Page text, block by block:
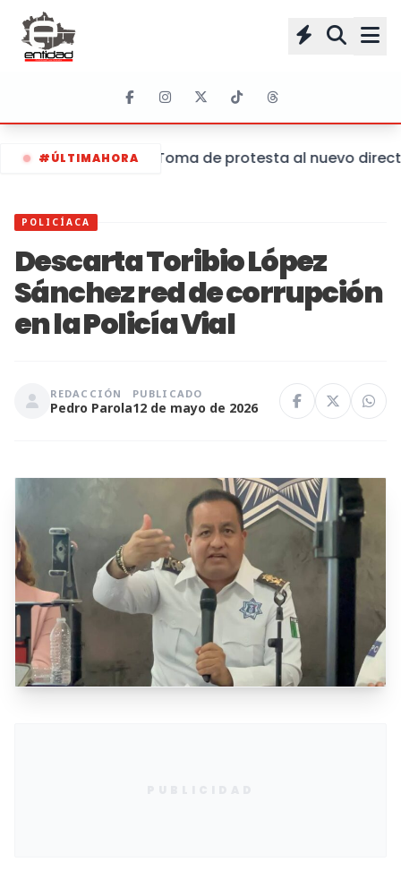
#ÚLTIMAHORA Toma de protesta al nuevo
POLICÍACA
Descarta Toribio López
Sánchez red de corrupción
en la Policía Vial
REDACCIÓN
Pedro Parola
PUBLICADO
12 de mayo de 2026